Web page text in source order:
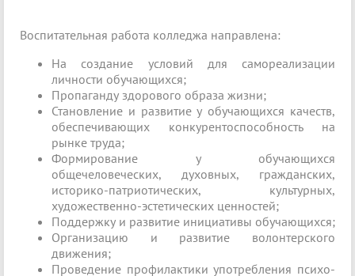
Воспитательная работа колледжа направлена:
На создание условий для самореализации
личности обучающихся;
Пропаганду здорового образа жизни;
Становление и развитие у обучающихся качеств,
обеспечивающих конкурентоспособность на
рынке труда;
Формирование у обучающихся
общечеловеческих, духовных, гражданских,
историко-патриотических, культурных,
художественно-эстетических ценностей;
Поддержку и развитие инициативы обучающихся;
Организацию и развитие волонтерского
движения;
Проведение профилактики употребления психо-